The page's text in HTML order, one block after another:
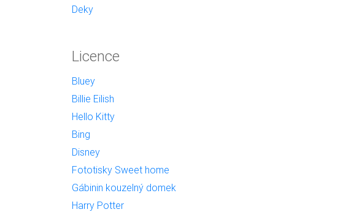
Deky
Licence
Bluey
Billie Eilish
Hello Kitty
Bing
Disney
Fototisky Sweet home
Gábinin kouzelný domek
Harry Potter